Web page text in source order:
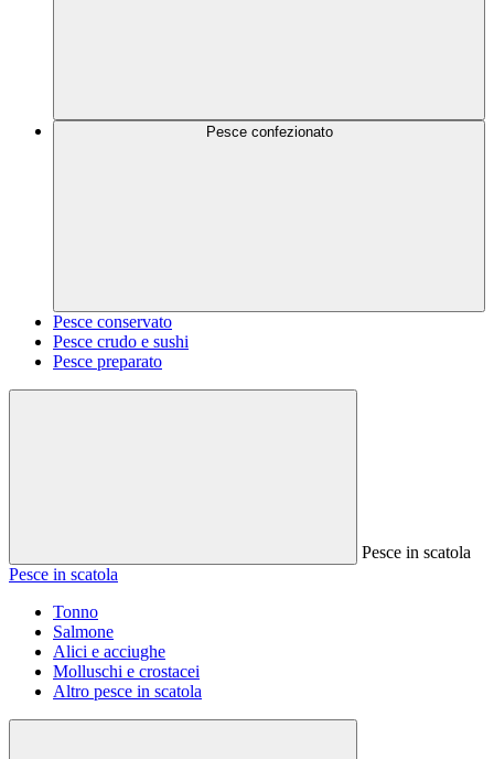
Pesce confezionato
Pesce conservato
Pesce crudo e sushi
Pesce preparato
Pesce in scatola
Pesce in scatola
Tonno
Salmone
Alici e acciughe
Molluschi e crostacei
Altro pesce in scatola